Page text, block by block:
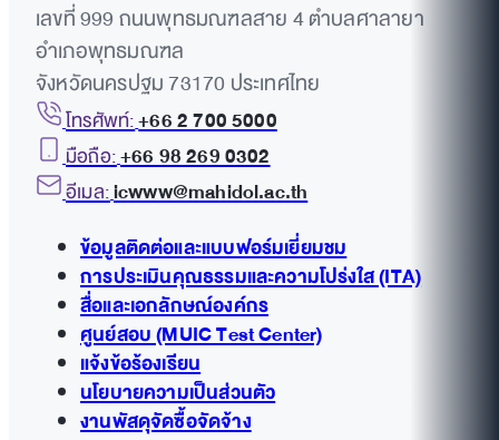
เลขที่ 999 ถนนพุทธมณฑลสาย 4 ตำบลศาลายา
อำเภอพุทธมณฑล
จังหวัดนครปฐม 73170 ประเทศไทย
โทรศัพท์:+66 2 700 5000
มือถือ:+66 98 269 0302
อีเมล:icwww@mahidol.ac.th
ข้อมูลติดต่อและแบบฟอร์มเยี่ยมชม
การประเมินคุณธรรมและความโปร่งใส (ITA)
สื่อและเอกลักษณ์องค์กร
ศูนย์สอบ (MUIC Test Center)
แจ้งข้อร้องเรียน
นโยบายความเป็นส่วนตัว
งานพัสดุจัดซื้อจัดจ้าง